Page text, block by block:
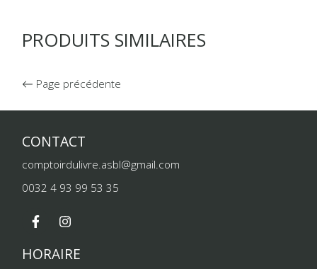
PRODUITS SIMILAIRES
Page précédente
CONTACT
comptoirdulivre.asbl@gmail.com
0032 4 93 99 53 35
HORAIRE